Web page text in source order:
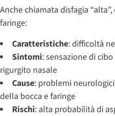
Anche chiamata disfagia
faringe:
Caratteristiche: difficoltà
Sintomi: sensazione di
rigurgito nasale
Cause: problemi
della bocca e faringe
Rischi: alta probabilità di